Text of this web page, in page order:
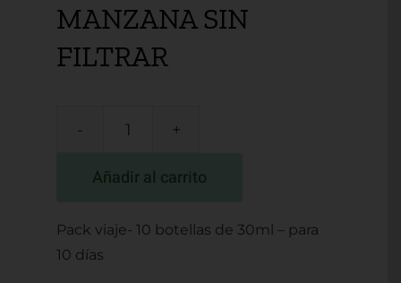
MANZANA SIN
FILTRAR
VINAGRE
FILTRAR
Añadir al carrito
Pack viaje- 10 botellas de 30ml – para
10 días